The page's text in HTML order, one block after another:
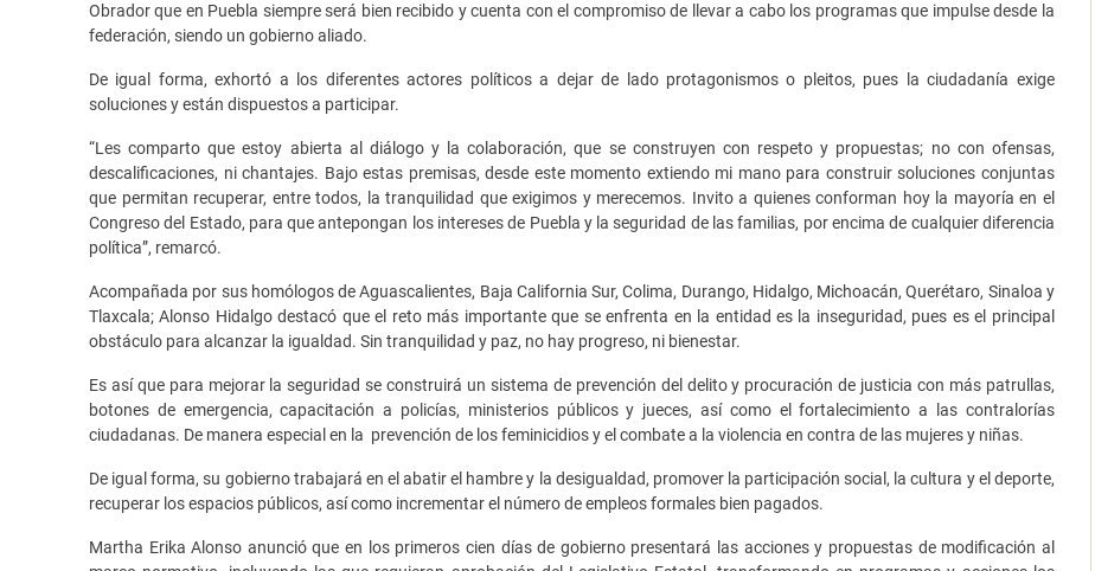
Obrador que en Puebla siempre será bien recibido y cuenta con el compromiso de llevar a cabo los programas que impulse desde la
federación, siendo un gobierno aliado.
De igual forma, exhortó a los diferentes actores políticos a dejar de lado protagonismos o pleitos, pues la ciudadanía exige
soluciones y están dispuestos a participar.
“Les comparto que estoy abierta al diálogo y la colaboración, que se construyen con respeto y propuestas; no con ofensas,
descalificaciones, ni chantajes. Bajo estas premisas, desde este momento extiendo mi mano para construir soluciones conjuntas
que permitan recuperar, entre todos, la tranquilidad que exigimos y merecemos. Invito a quienes conforman hoy la mayoría en el
Congreso del Estado, para que antepongan los intereses de Puebla y la seguridad de las familias, por encima de cualquier diferencia
política”, remarcó.
Acompañada por sus homólogos de Aguascalientes, Baja California Sur, Colima, Durango, Hidalgo, Michoacán, Querétaro, Sinaloa y
Tlaxcala; Alonso Hidalgo destacó que el reto más importante que se enfrenta en la entidad es la inseguridad, pues es el principal
obstáculo para alcanzar la igualdad. Sin tranquilidad y paz, no hay progreso, ni bienestar.
Es así que para mejorar la seguridad se construirá un sistema de prevención del delito y procuración de justicia con más patrullas,
botones de emergencia, capacitación a policías, ministerios públicos y jueces, así como el fortalecimiento a las contralorías
ciudadanas. De manera especial en la prevención de los feminicidios y el combate a la violencia en contra de las mujeres y niñas.
De igual forma, su gobierno trabajará en el abatir el hambre y la desigualdad, promover la participación social, la cultura y el deporte,
recuperar los espacios públicos, así como incrementar el número de empleos formales bien pagados.
Martha Erika Alonso anunció que en los primeros cien días de gobierno presentará las acciones y propuestas de modificación al